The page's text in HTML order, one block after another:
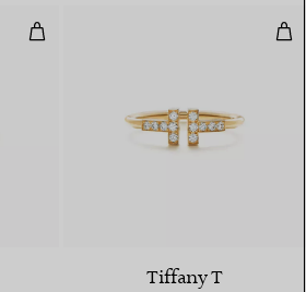
Bandring
Tiffany T